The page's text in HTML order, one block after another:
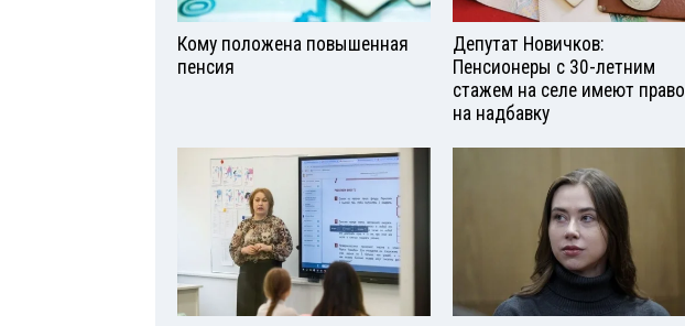
Кому положена повышенная
пенсия
Депутат Новичков:
Пенсионеры с 30-летним
стажем на селе имеют право
на надбавку